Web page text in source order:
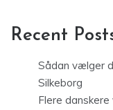
Recent
Sådan vælger
Silkeborg
Flere